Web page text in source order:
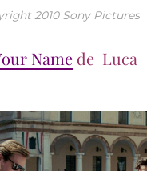
2010 Sony Pictures
Name de Luca